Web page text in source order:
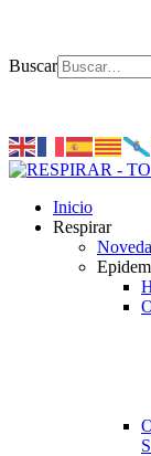
Buscar
Inicio
Respirar